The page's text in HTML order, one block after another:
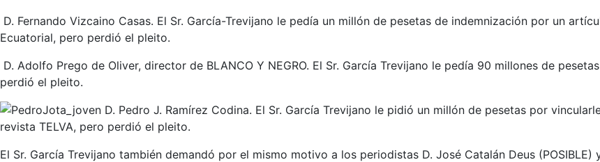
D. Fernando Vizcaino Casas. El Sr. García-Trevijano le pedía un millón de pesetas de indemnización por un
Ecuatorial, pero perdió el pleito.
D. Adolfo Prego de Oliver, director de BLANCO Y NEGRO. El Sr. García Trevijano le pedía 90 millones de
perdió el pleito.
D. Pedro J. Ramírez Codina. El Sr. García Trevijano le pidió un millón de pesetas por
revista TELVA, pero perdió el pleito.
El Sr. García Trevijano también demandó por el mismo motivo a los periodistas D. José Catalán Deus